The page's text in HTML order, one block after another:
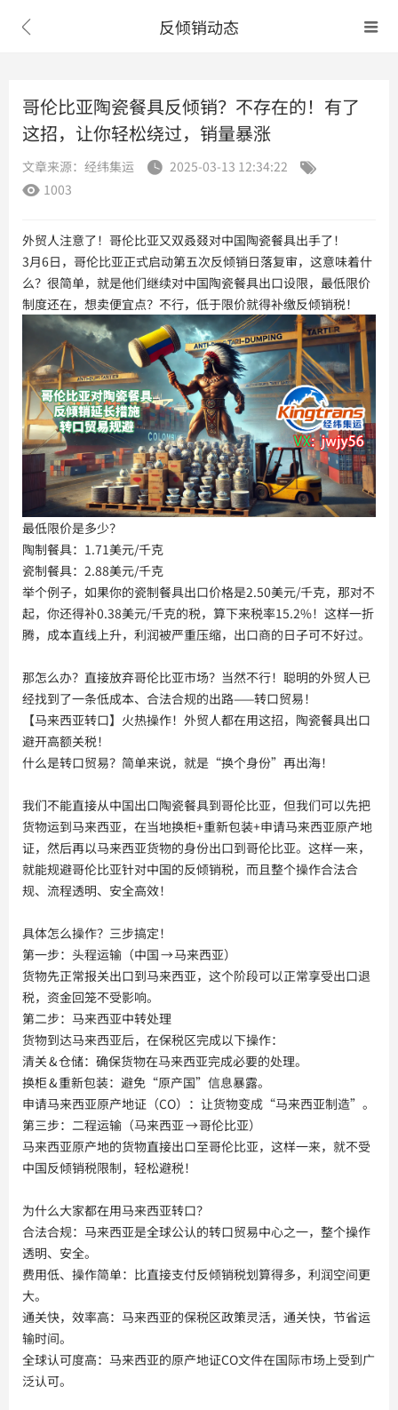
 反倾销动态 
哥伦比亚陶瓷餐具反倾销？不存在的！有了
这招，让你轻松绕过，销量暴涨
文章来源：经纬集运  2025-03-13 12:34:22

 1003
外贸人注意了！哥伦比亚又双叒叕对中国陶瓷餐具出手了！
3月6日，哥伦比亚正式启动第五次反倾销日落复审，这意味着什
么？很简单，就是他们继续对中国陶瓷餐具出口设限，最低限价
制度还在，想卖便宜点？不行，低于限价就得补缴反倾销税！
最低限价是多少？
陶制餐具：1.71美元/千克
瓷制餐具：2.88美元/千克
举个例子，如果你的瓷制餐具出口价格是2.50美元/千克，那对不
起，你还得补0.38美元/千克的税，算下来税率15.2%！这样一折
腾，成本直线上升，利润被严重压缩，出口商的日子可不好过。
那怎么办？直接放弃哥伦比亚市场？当然不行！聪明的外贸人已
经找到了一条低成本、合法合规的出路——转口贸易！
【马来西亚转口】火热操作！外贸人都在用这招，陶瓷餐具出口
避开高额关税！
什么是转口贸易？简单来说，就是“换个身份”再出海！
我们不能直接从中国出口陶瓷餐具到哥伦比亚，但我们可以先把
货物运到马来西亚，在当地换柜+重新包装+申请马来西亚原产地
证，然后再以马来西亚货物的身份出口到哥伦比亚。这样一来，
就能规避哥伦比亚针对中国的反倾销税，而且整个操作合法合
规、流程透明、安全高效！
具体怎么操作？三步搞定！
第一步：头程运输（中国 → 马来西亚）
货物先正常报关出口到马来西亚，这个阶段可以正常享受出口退
税，资金回笼不受影响。
第二步：马来西亚中转处理
货物到达马来西亚后，在保税区完成以下操作：
清关 & 仓储：确保货物在马来西亚完成必要的处理。
换柜 & 重新包装：避免“原产国”信息暴露。
申请马来西亚原产地证（CO）：让货物变成“马来西亚制造”。
第三步：二程运输（马来西亚 → 哥伦比亚）
马来西亚原产地的货物直接出口至哥伦比亚，这样一来，就不受
中国反倾销税限制，轻松避税！
为什么大家都在用马来西亚转口？
合法合规：马来西亚是全球公认的转口贸易中心之一，整个操作
透明、安全。
费用低、操作简单：比直接支付反倾销税划算得多，利润空间更
大。
通关快，效率高：马来西亚的保税区政策灵活，通关快，节省运
输时间。
全球认可度高：马来西亚的原产地证CO文件在国际市场上受到广
泛认可。